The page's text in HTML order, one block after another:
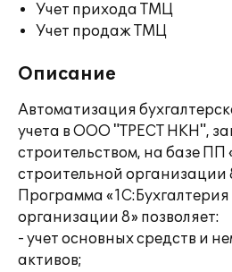
Учет прихода ТМЦ
Учет продаж ТМЦ
Описание
Автоматизация
учета в ООО "ТРЕСТ НКН",
строительством, на базе ПП
строительной организации
Программа
организации 8» позволяет:
- учет основных средств и
активов;